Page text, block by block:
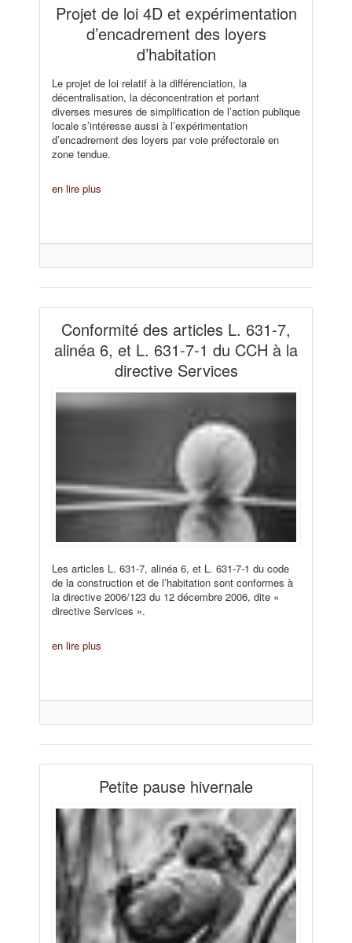
Projet de loi 4D et expérimentation
d’encadrement des loyers
d’habitation
Le projet de loi relatif à la différenciation, la
décentralisation, la déconcentration et portant
diverses mesures de simplification de l’action publique
locale s’intéresse aussi à l’expérimentation
d’encadrement des loyers par voie préfectorale en
zone tendue.
en lire plus
Conformité des articles L. 631-7,
alinéa 6, et L. 631-7-1 du CCH à la
directive Services
Les articles L. 631-7, alinéa 6, et L. 631-7-1 du code
de la construction et de l’habitation sont conformes à
la directive 2006/123 du 12 décembre 2006, dite «
directive Services ».
en lire plus
Petite pause hivernale